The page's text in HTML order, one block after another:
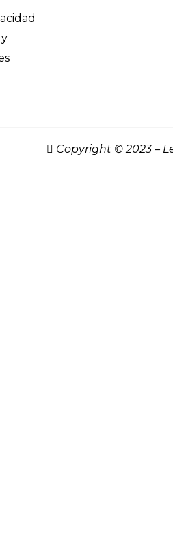
Copyright © 2023 –